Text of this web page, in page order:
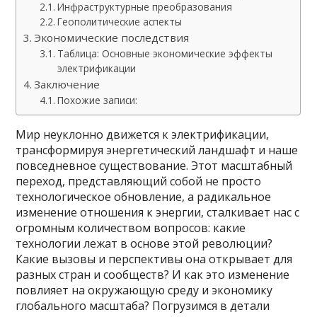
Инфраструктурные преобразования
Геополитические аспекты
Экономические последствия
Таблица: Основные экономические эффекты
электрификации
Заключение
Похожие записи:
Мир неуклонно движется к электрификации,
трансформируя энергетический ландшафт и наше
повседневное существование. Этот масштабный
переход, представляющий собой не просто
технологическое обновление, а радикальное
изменение отношения к энергии, сталкивает нас с
огромным количеством вопросов: какие
технологии лежат в основе этой революции?
Какие вызовы и перспективы она открывает для
разных стран и сообществ? И как это изменение
повлияет на окружающую среду и экономику
глобального масштаба? Погрузимся в детали